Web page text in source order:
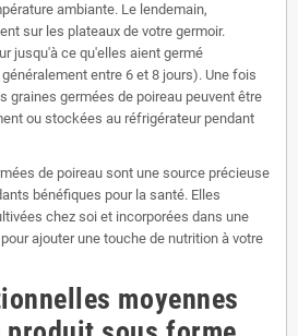
ambiante. Le lendemain,
sur les plateaux de votre germoir.
jusqu'à ce qu'elles aient germé
entre 6 et 8 jours). Une fois
graines germées de poireau peuvent être
ou stockées au réfrigérateur pendant
de poireau sont une source précieuse
bénéfiques pour la santé. Elles
chez soi et incorporées dans une
ajouter une touche de nutrition à votre
moyennes